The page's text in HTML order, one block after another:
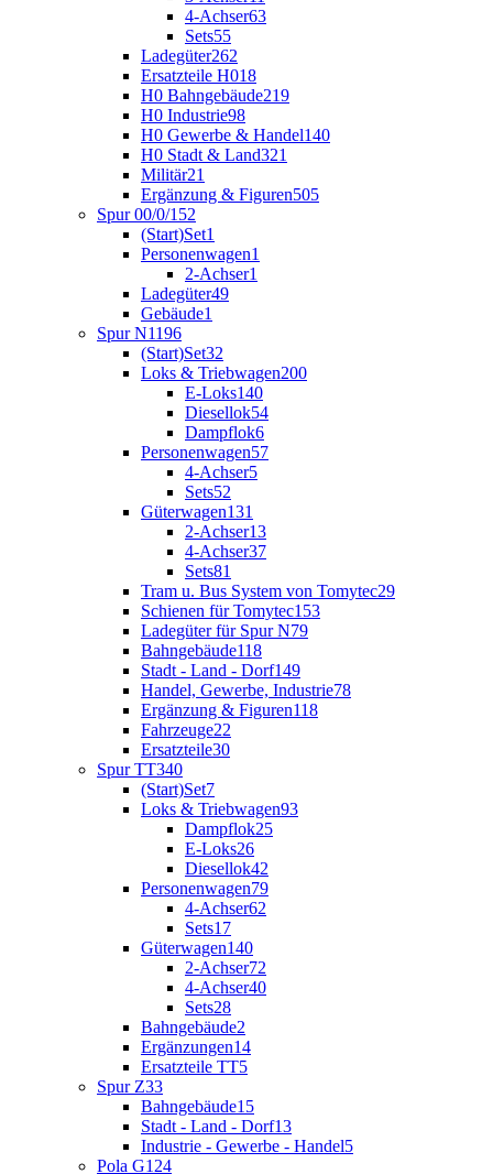
4-Achser63
Sets55
Ladegüter262
Ersatzteile H018
H0 Bahngebäude219
H0 Industrie98
H0 Gewerbe & Handel140
H0 Stadt & Land321
Militär21
Ergänzung & Figuren505
Spur 00/0/1 52
(Start)Set1
Personenwagen1
2-Achser1
Ladegüter49
Gebäude1
Spur N1196
(Start)Set32
Loks & Triebwagen200
E-Loks140
Diesellok54
Dampflok6
Personenwagen57
4-Achser5
Sets52
Güterwagen131
2-Achser13
4-Achser37
Sets81
Tram u. Bus System von Tomytec29
Schienen für Tomytec153
Ladegüter für Spur N79
Bahngebäude118
Stadt - Land - Dorf149
Handel, Gewerbe, Industrie78
Ergänzung & Figuren118
Fahrzeuge22
Ersatzteile30
Spur TT340
(Start)Set7
Loks & Triebwagen93
Dampflok25
E-Loks26
Diesellok42
Personenwagen79
4-Achser62
Sets17
Güterwagen140
2-Achser72
4-Achser40
Sets28
Bahngebäude2
Ergänzungen14
Ersatzteile TT5
Spur Z33
Bahngebäude15
Stadt - Land - Dorf13
Industrie - Gewerbe - Handel5
Pola G124